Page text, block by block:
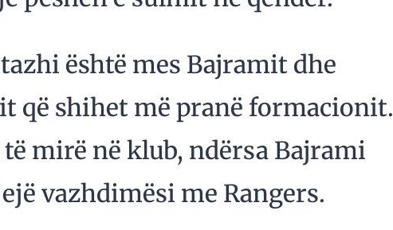
është mes Bajramit dhe
që shihet më pranë formacionit.
mirë në klub, ndërsa Bajrami
vazhdimësi me Rangers.